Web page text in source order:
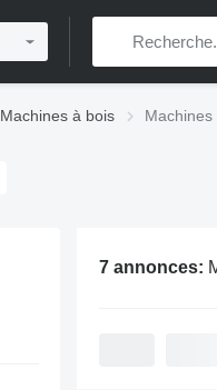
Machines à bois Machines
7 annonces: